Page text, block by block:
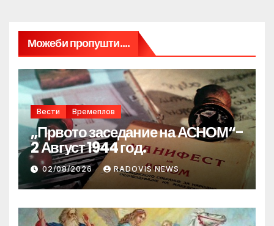
Можеби пропушти....
Вести Времеплов
„Првото заседание на АСНОМ“-
2 Август 1944 год.
02/08/2026 RADOVIS NEWS